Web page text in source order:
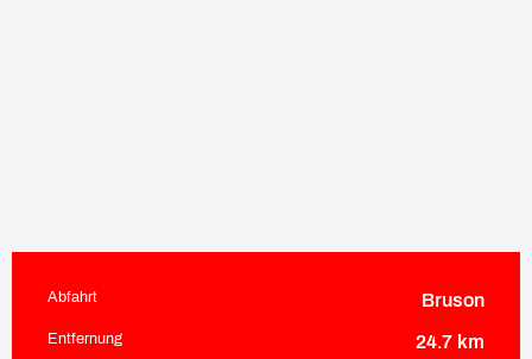
Praktische Informationen
Abfahrt Bruson
Entfernung 24.7 km